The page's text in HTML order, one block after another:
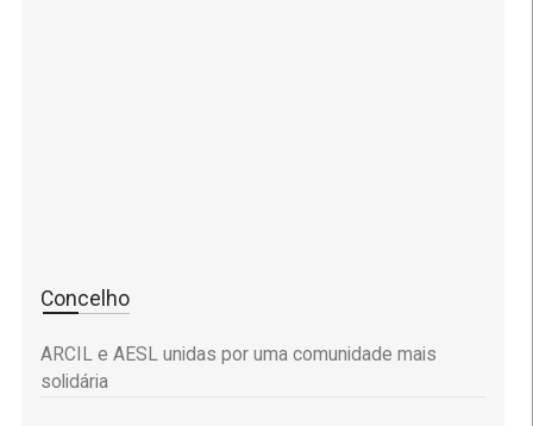
Concelho
ARCIL e AESL unidas por uma comunidade mais
solidária